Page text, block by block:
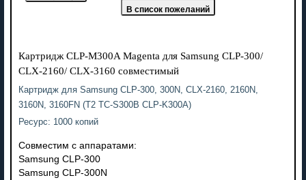
Картридж CLP-M300A Magenta для Samsung CLP-300/
CLX-2160/ CLX-3160 совместимый
Картридж для Samsung CLP-300, 300N, CLX-2160, 2160N,
3160N, 3160FN (T2 TC-S300B CLP-K300A)
Ресурс: 1000 копий
Совместим с аппаратами:
Samsung CLP-300
Samsung CLP-300N